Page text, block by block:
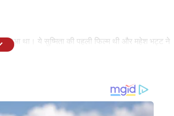
हुआ था। ये सुष्मिता की पहली फिल्म थी और महेश भट्ट ने